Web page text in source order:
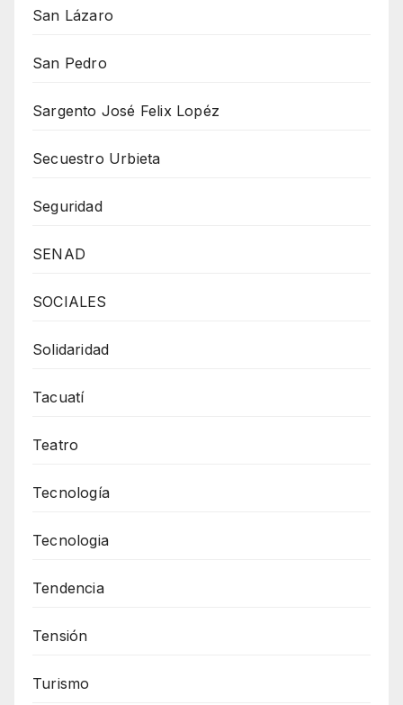
San Lázaro
San Pedro
Sargento José Felix Lopéz
Secuestro Urbieta
Seguridad
SENAD
SOCIALES
Solidaridad
Tacuatí
Teatro
Tecnología
Tecnologia
Tendencia
Tensión
Turismo